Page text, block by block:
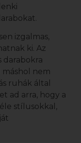
izgalmas,
ki. Az
darabokra
nem
ruhák által
ad arra, hogy a
stílusokkal,